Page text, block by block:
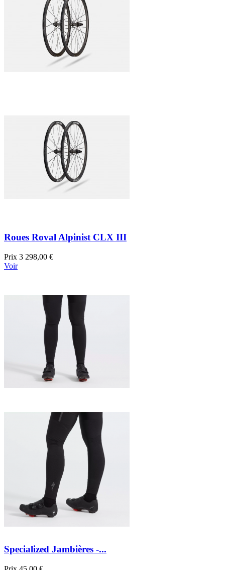
Roues Roval Alpinist CLX III
Prix 3 298,00 €
Voir
Specialized Jambières -...